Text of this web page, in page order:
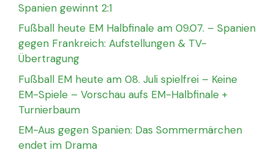
Spanien gewinnt 2:1
Fußball heute EM Halbfinale am 09.07. – Spanien
gegen Frankreich: Aufstellungen & TV-
Übertragung
Fußball EM heute am 08. Juli spielfrei – Keine
EM-Spiele – Vorschau aufs EM-Halbfinale +
Turnierbaum
EM-Aus gegen Spanien: Das Sommermärchen
endet im Drama